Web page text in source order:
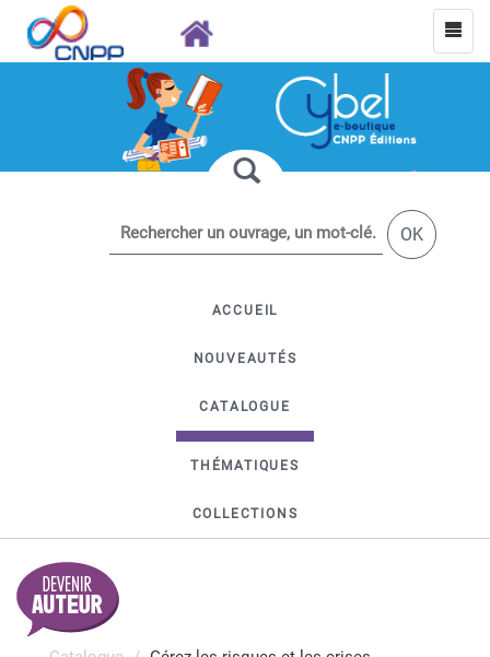
OK
ACCUEIL
NOUVEAUTÉS
CATALOGUE
THÉMATIQUES
COLLECTIONS